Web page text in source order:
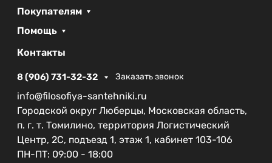
своим инновационным решениям и вниманию к
гармоничное пространство, где современный
стиль будет сочетаться с практичностью.
Покупателям
Помощь
Контакты
8 (906) 731-32-32 Заказать звонок
info@filosofiya-santehniki.ru
Городской округ Люберцы, Московская область,
п. г. т. Томилино, территория Логистический
Центр, 2С, подъезд 1, этаж 1, кабинет 103-106
ПН-ПТ: 09:00 - 18:00